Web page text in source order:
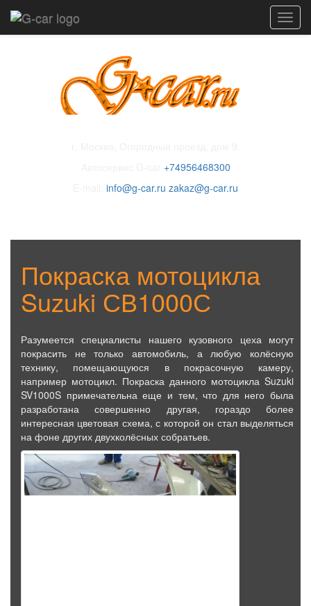
+74956468300
info@g-car.ru zakaz@g-car.ru
Покраска мотоцикла
Suzuki СВ1000С
Разумеется специалисты нашего кузовного цеха могут
покрасить не только автомобиль, а любую колёсную
технику, помещающуюся в покрасочную камеру,
например мотоцикл. Покраска данного мотоцикла Suzuki
SV1000S примечательна еще и тем, что для него была
разработана совершенно другая, гораздо более
интересная цветовая схема, с которой он стал выделяться
на фоне других двухколёсных собратьев.